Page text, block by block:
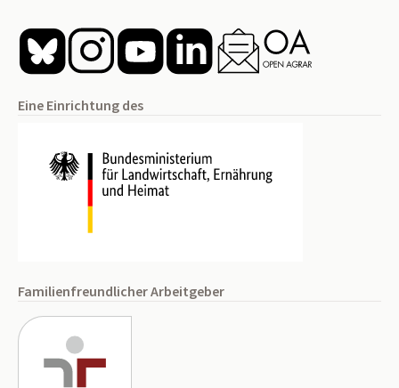
Eine Einrichtung des
Familienfreundlicher Arbeitgeber